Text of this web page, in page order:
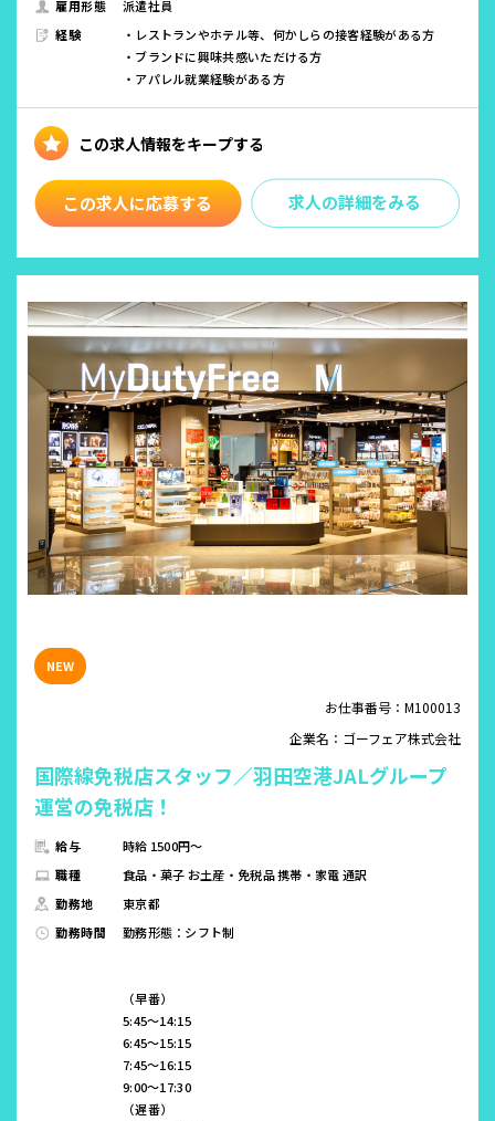
雇用形態
派遣社員
経験
・レストランやホテル等、何かしらの接客経験がある方
・ブランドに興味共感いただける方
・アパレル就業経験がある方
求人の詳細をみる
お仕事番号：M100013
企業名：ゴーフェア株式会社
国際線免税店スタッフ／羽田空港JALグループ
運営の免税店！
給与
時給 1500円～
職種
食品・菓子 お土産・免税品 携帯・家電 通訳
勤務地
東京都
勤務時間
勤務形態：シフト制
（早番）
5:45～14:15
6:45～15:15
7:45～16:15
9:00～17:30
（遅番）